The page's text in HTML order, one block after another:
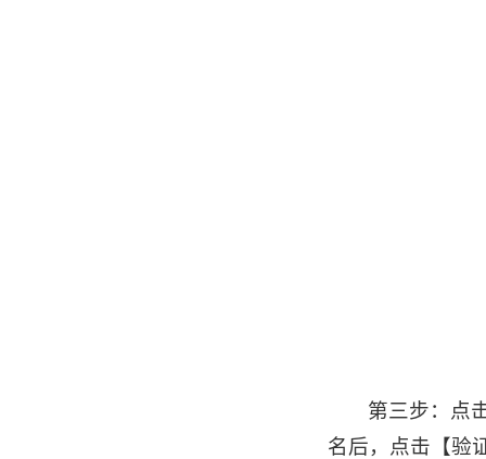
第三步：点
名后，点击【验